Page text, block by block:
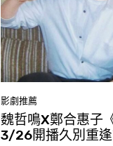
影劇推薦
魏哲鳴X鄭合惠子
3/26開播久別重